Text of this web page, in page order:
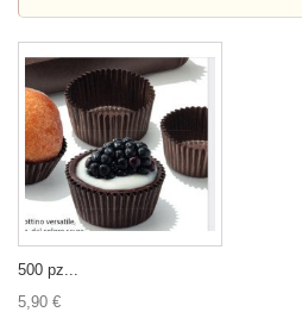
500 pz...
5,90 €